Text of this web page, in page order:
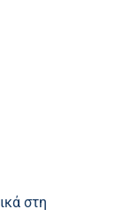
στη